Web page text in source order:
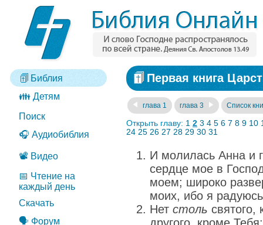
Библия
👪 Детям
Поиск
🎧 Аудиобиблия
📽️ Видео
📅 Чтение на
каждый день
Скачать
🗣️ Форум
Первая книга
глава 1 глава 3 Список
Открыть главу: 1 2 3 4 5 6 7 8 9 10
24 25 26 27 28 29 30 31
И молилась Анна и
сердце мое в
моем; широко
моих, ибо я
Нет столь святого,